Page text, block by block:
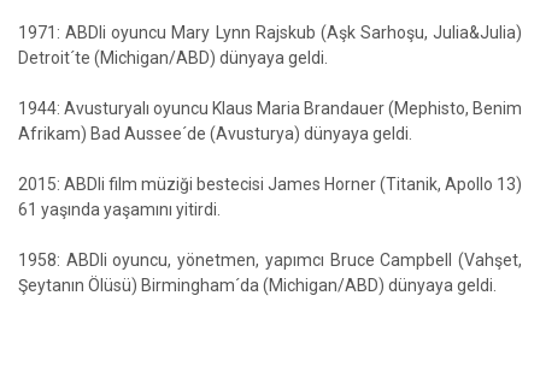
1971: ABDli oyuncu Mary Lynn Rajskub (Aşk Sarhoşu, Julia&Julia)
Detroit´te (Michigan/ABD) dünyaya geldi.
1944: Avusturyalı oyuncu Klaus Maria Brandauer (Mephisto, Benim
Afrikam) Bad Aussee´de (Avusturya) dünyaya geldi.
2015: ABDli film müziği bestecisi James Horner (Titanik, Apollo 13)
61 yaşında yaşamını yitirdi.
1958: ABDli oyuncu, yönetmen, yapımcı Bruce Campbell (Vahşet,
Şeytanın Ölüsü) Birmingham´da (Michigan/ABD) dünyaya geldi.